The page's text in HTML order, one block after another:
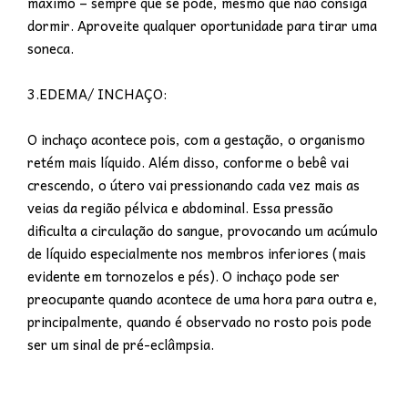
dormir. Aproveite qualquer oportunidade para tirar uma
soneca.
3.EDEMA/ INCHAÇO:
O inchaço acontece pois, com a gestação, o organismo
retém mais líquido. Além disso, conforme o bebê vai
crescendo, o útero vai pressionando cada vez mais as
veias da região pélvica e abdominal. Essa pressão
dificulta a circulação do sangue, provocando um acúmulo
de líquido especialmente nos membros inferiores (mais
evidente em tornozelos e pés). O inchaço pode ser
preocupante quando acontece de uma hora para outra e,
principalmente, quando é observado no rosto pois pode
ser um sinal de pré-eclâmpsia.